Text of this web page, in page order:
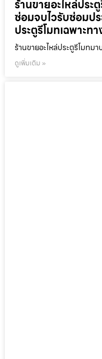
ร้านขายอะไหล่ปร
ซ่อมจบไวรับซ่อมป
ประตูรีโมทเฉพาะท
ร้านขายอะไหล่ประตูรีโมทม
ดูเพิ่มเติม »